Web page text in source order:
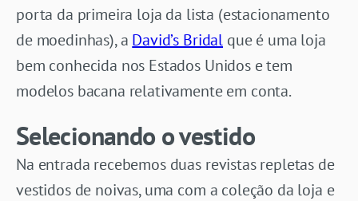
porta da primeira loja da lista (estacionamento
de moedinhas), a David’s Bridal que é uma loja
bem conhecida nos Estados Unidos e tem
modelos bacana relativamente em conta.
Selecionando o vestido
Na entrada recebemos duas revistas repletas de
vestidos de noivas, uma com a coleção da loja e